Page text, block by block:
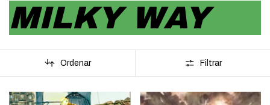
MILKY WAY
Ordenar Filtrar